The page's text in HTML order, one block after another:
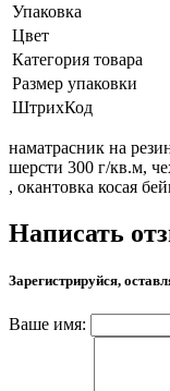
Упаковка
Цвет
Категория товара
Размер упаковки
ШтрихКод
наматрасник на
шерсти 300 г/кв.м,
, окантовка косая
Написать
Зарегистрируйся,
Ваше имя: